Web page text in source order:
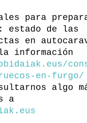
para
estado de las
en
información
en-furgo/
algo
a